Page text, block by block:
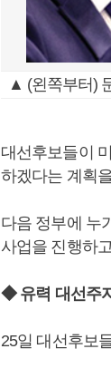
▲ (왼쪽부터)
대선후보들이
하겠다는 계획
다음 정부에 누
사업을 진행하
◆ 유력 대선주
25일 대선후보